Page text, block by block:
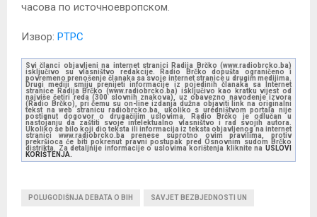
часова по источноевропском.
Извор: РТРС
Svi članci objavljeni na internet stranici Radija Brčko (www.radiobrcko.ba)
isključivo su vlasništvo redakcije. Radio Brčko dopušta ograničeno i
povremeno prenošenje članaka sa svoje internet stranice u drugim medijima.
Drugi mediji smiju prenijeti informacije iz pojedinih članaka sa Internet
stranice Radija Brčko (www.radiobrcko.ba) isključivo kao kratku vijest od
najviše četiri reda (300 slovnih znakova), uz obavezno navođenje izvora
(Radio Brčko), pri čemu su on-line izdanja dužna objaviti link na originalni
tekst na web stranicu radiobrcko.ba, ukoliko s uredništvom portala nije
postignut dogovor o drugačijim uslovima. Radio Brčko je odlučan u
nastojanju da zaštiti svoje intelektualno vlasništvo i rad svojih autora.
Ukoliko se bilo koji dio teksta ili informacija iz teksta objavljenog na internet
stranici www.radiobrcko.ba prenese suprotno ovim pravilima, protiv
prekršioca će biti pokrenut pravni postupak pred Osnovnim sudom Brčko
distrikta. Za detaljnije informacije o uslovima korištenja kliknite na USLOVI
KORIŠTENJA.
POLUGODIŠNJA DEBATA O BIH SAVJET BEZBJEDNOSTI UN